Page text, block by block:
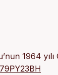
1964